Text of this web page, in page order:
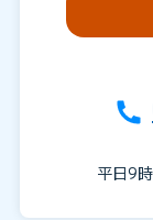
平日9